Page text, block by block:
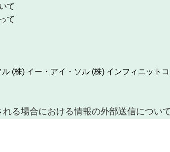
て
て
ル (株) イー・アイ・ソル (株) インフィニット
る場合における情報の外部送信について